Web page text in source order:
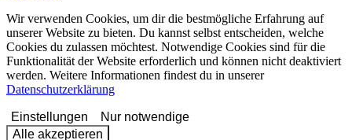
Wir verwenden Cookies, um dir die bestmögliche Erfahrung auf
unserer Website zu bieten. Du kannst selbst entscheiden, welche
Cookies du zulassen möchtest. Notwendige Cookies sind für die
Funktionalität der Website erforderlich und können nicht deaktiviert
werden. Weitere Informationen findest du in unserer
Datenschutzerklärung
Einstellungen
Nur notwendige
Alle akzeptieren